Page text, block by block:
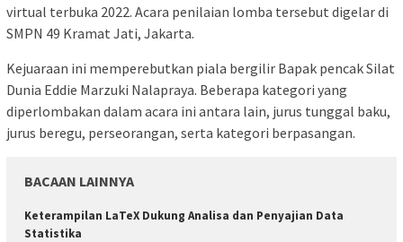
virtual terbuka 2022. Acara penilaian lomba tersebut digelar di
SMPN 49 Kramat Jati, Jakarta.
Kejuaraan ini memperebutkan piala bergilir Bapak pencak Silat
Dunia Eddie Marzuki Nalapraya. Beberapa kategori yang
diperlombakan dalam acara ini antara lain, jurus tunggal baku,
jurus beregu, perseorangan, serta kategori berpasangan.
BACAAN LAINNYA
Keterampilan LaTeX Dukung Analisa dan Penyajian Data
Statistika